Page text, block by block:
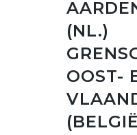
(NL.)
OOST-